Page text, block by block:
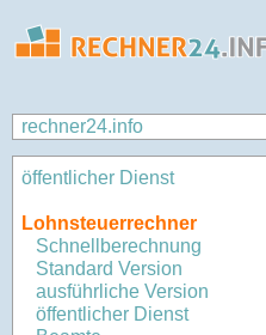
rechner24.info
öffentlicher Dienst
Lohnsteuerrechner
Schnellberechnung
Standard Version
ausführliche Version
öffentlicher Dienst